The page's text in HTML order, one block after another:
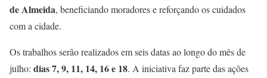
de Almeida, beneficiando moradores e reforçando os cuidados
com a cidade.
Os trabalhos serão realizados em seis datas ao longo do mês de
julho: dias 7, 9, 11, 14, 16 e 18. A iniciativa faz parte das ações